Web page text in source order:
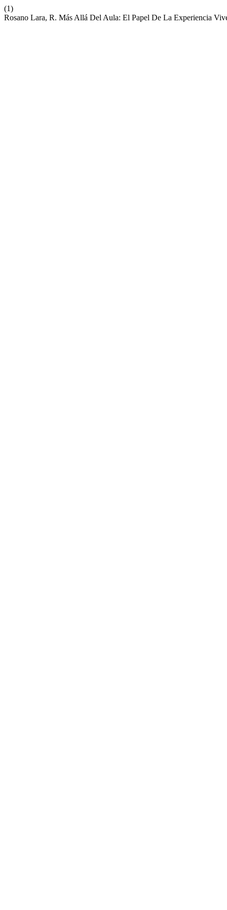
(1)
Rosano Lara, R. Más Allá Del Aula: El Papel De La Experiencia